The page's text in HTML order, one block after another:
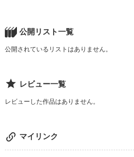
『好きだよ…』
それでも好きだった…
公開リスト一覧
公開されているリストはありません。
レビュー一覧
レビューした作品はありません。
マイリンク